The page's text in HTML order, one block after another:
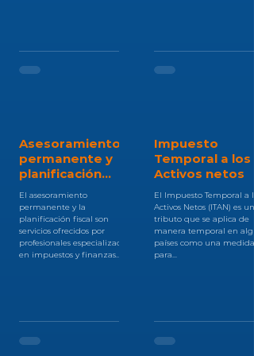
Asesoramiento
permanente y
planificación
El asesoramiento
permanente y la
planificación fiscal son
servicios ofrecidos por
profesionales especializados
en impuestos y finanzas...
Impuesto
Temporal a los
Activos netos
El Impuesto Temporal a
Activos Netos (ITAN) es un
tributo que se aplica de
manera temporal en
países como una medida
para...